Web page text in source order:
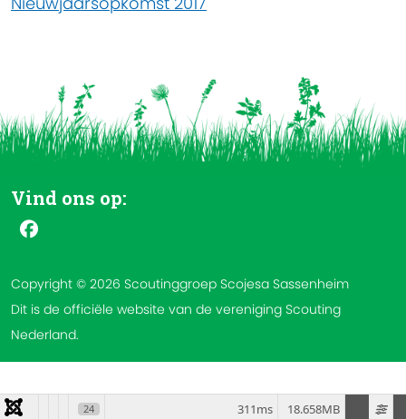
Vind ons op:
Copyright © 2026 Scoutinggroep Scojesa Sassenheim
Dit is de officiële website van de vereniging Scouting
Nederland.
24 18.658MB
311ms